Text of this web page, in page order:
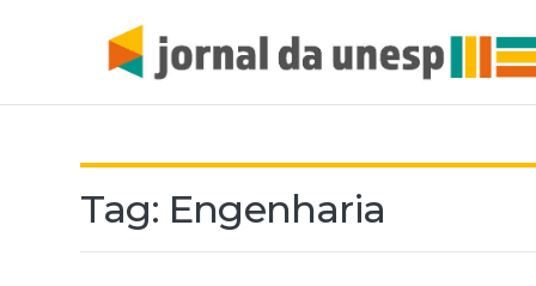
Tag: Engenharia